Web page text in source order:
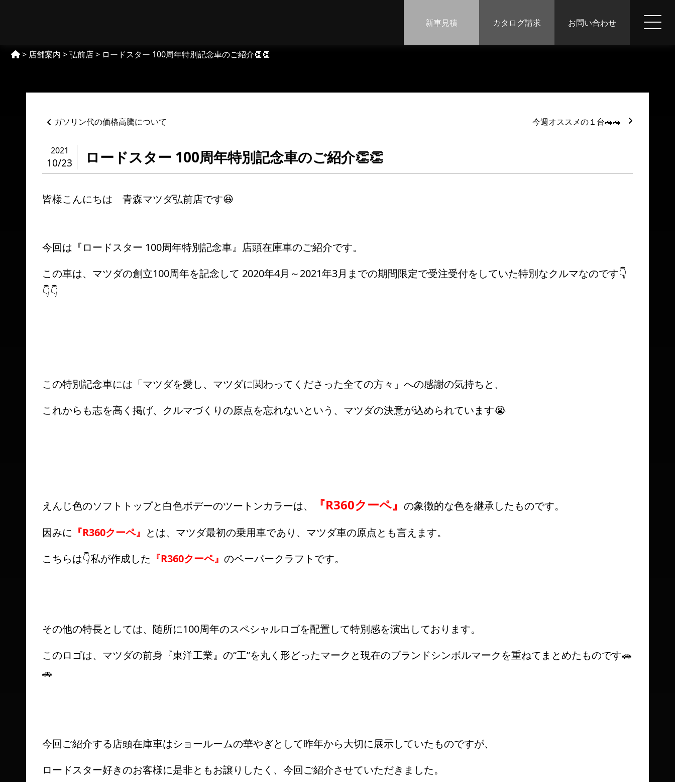
新車見積 カタログ請求 お問い合わせ
> 店舗案内 >弘前店> ロードスター 100周年特別記念車のご紹介👏👏
ー
ー
シ
ン
%title
ガソリン代の価格高騰について 今週オススメの１台🚗🚗
2021
10/23 ロードスター 100周年特別記念車のご紹介👏👏
皆様こんにちは 青森マツダ弘前店です😆
今回は『ロードスター 100周年特別記念車』店頭在庫車のご紹介です。
この車は、マツダの創立100周年を記念して 2020年4月～2021年3月までの期間限定で受注受付をしていた特別なクルマなのです👇
👇👇
この特別記念車には「マツダを愛し、マツダに関わってくださった全ての方々」への感謝の気持ちと、
これからも志を高く掲げ、クルマづくりの原点を忘れないという、マツダの決意が込められています😭
えんじ色のソフトトップと白色ボデーのツートンカラーは、 『R360クーペ』 の象徴的な色を継承したものです。
因みに 『R360クーペ』 とは、マツダ最初の乗用車であり、マツダ車の原点とも言えます。
こちらは👇私が作成した 『R360クーペ』 のペーパークラフトです。
その他の特長としては、随所に100周年のスペシャルロゴを配置して特別感を演出しております。
このロゴは、マツダの前身『東洋工業』の“工”を丸く形どったマークと現在のブランドシンボルマークを重ねてまとめたものです🚗
🚗
今回ご紹介する店頭在庫車はショールームの華やぎとして昨年から大切に展示していたものですが、
ロードスター好きのお客様に是非ともお譲りしたく、今回ご紹介させていただきました。